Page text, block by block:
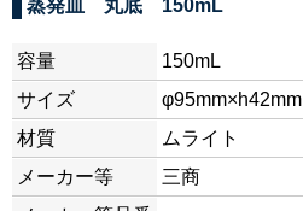
蒸発皿 丸底 150mL
容量
150mL
サイズ
φ95mm×h42mm
材質
ムライト
メーカー等
三商